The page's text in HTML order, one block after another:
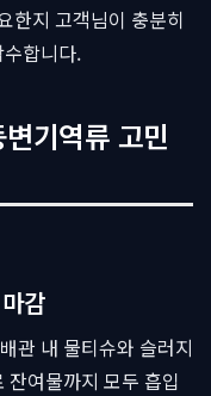
한지 고객님이 충분히
합니다.
기역류 고민
감
관 내 물티슈와 슬러지
잔여물까지 모두 흡입